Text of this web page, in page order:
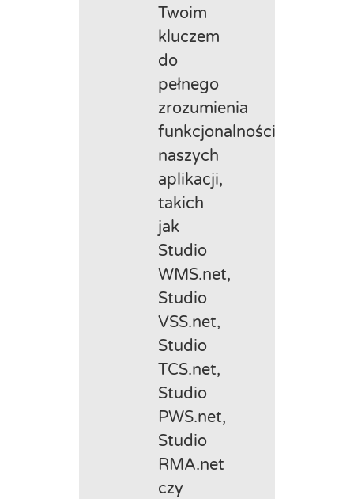
Twoim
kluczem
do
pełnego
zrozumienia
funkcjonalności
naszych
aplikacji,
takich
jak
Studio
WMS.net,
Studio
VSS.net,
Studio
TCS.net,
Studio
PWS.net,
Studio
RMA.net
czy